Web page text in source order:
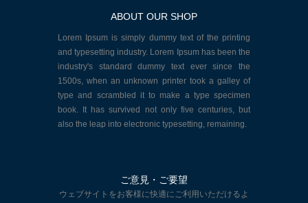
ABOUT OUR SHOP
Lorem Ipsum is simply dummy text of the printing
and typesetting industry. Lorem Ipsum has been the
industry's standard dummy text ever since the
1500s, when an unknown printer took a galley of
type and scrambled it to make a type specimen
book. It has survived not only five centuries, but
also the leap into electronic typesetting, remaining.
ご意見・ご要望
ウェブサイトをお客様に快適にご利用いただけるよ